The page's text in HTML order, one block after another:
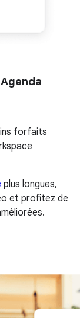
forfaits
plus longues,
et profitez de